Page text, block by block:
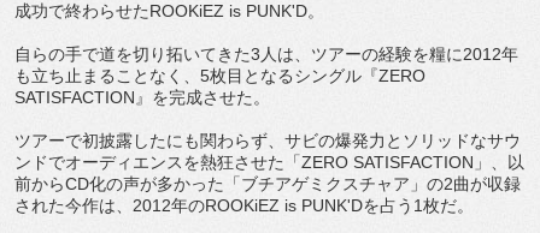
成功で終わらせたROOKiEZ is PUNK'D。
自らの手で道を切り拓いてきた3人は、ツアーの経験を糧に2012年
も立ち止まることなく、5枚目となるシングル『ZERO
SATISFACTION』を完成させた。
ツアーで初披露したにも関わらず、サビの爆発力とソリッドなサウ
ンドでオーディエンスを熱狂させた「ZERO SATISFACTION」、以
前からCD化の声が多かった「ブチアゲミクスチャア」の2曲が収録
された今作は、2012年のROOKiEZ is PUNK'Dを占う1枚だ。